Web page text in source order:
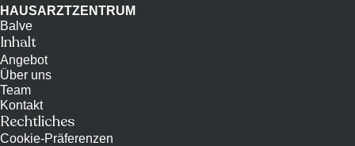
HAUSARZTZENTRUM
Balve
Inhalt
Angebot
Über uns
Team
Kontakt
Rechtliches
Cookie-Präferenzen